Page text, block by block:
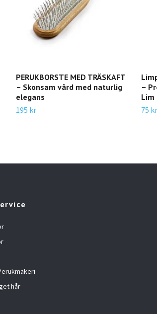
PERUKBORSTE MED TRÄSKAFT
– Skonsam vård med naturlig
elegans
195 kr
–
Lim
75 kr
hår